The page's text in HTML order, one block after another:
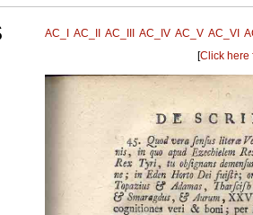
AC_I AC_II AC_III AC_IV AC_V AC_VI
[Click here